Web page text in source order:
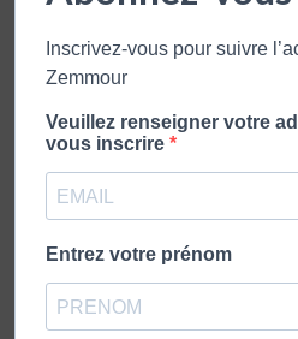
ZEMMOUR & NAULLEAU
Inscrivez-vous pour suivre
Zemmour
Veuillez renseigner votre
vous inscrire
Entrez votre prénom